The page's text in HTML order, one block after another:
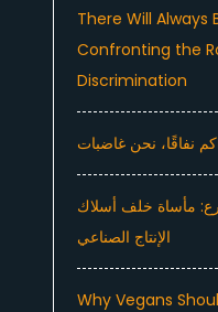
There Will Always
Confronting the
Discrimination
نفاقًا، نحن غاضبات
مأساة خلف أسلاك
الإنتاج الصناعي
Why Vegans